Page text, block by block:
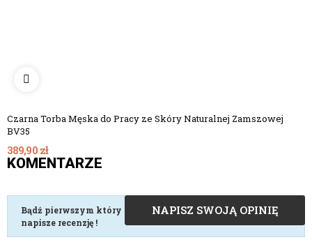
Czarna Torba Męska do Pracy ze Skóry Naturalnej Zamszowej
BV35
389,90 zł
KOMENTARZE
NAPISZ SWOJĄ OPINIĘ
Bądź pierwszym który
napisze recenzję !